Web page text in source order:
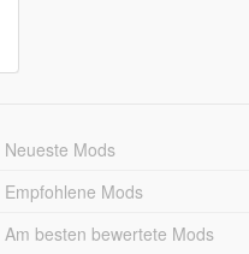
Neueste Mods
Empfohlene Mods
Am besten bewertete Mods